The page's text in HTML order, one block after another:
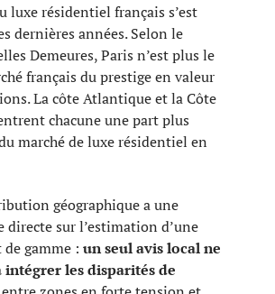
luxe résidentiel français s’est
dernières années. Selon le
Demeures, Paris n’est plus le
français du prestige en valeur
La côte Atlantique et la Côte
chacune une part plus
marché de luxe résidentiel en
géographique a une
directe sur l’estimation d’une
gamme : un seul avis local ne
les disparités de